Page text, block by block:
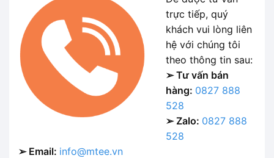
trực tiếp, quý
khách vui lòng liên
hệ với chúng tôi
theo thông tin sau:
➢ Tư vấn bán
hàng: 0827 888
528
➢ Zalo: 0827 888
528
➢ Email: info@mtee.vn